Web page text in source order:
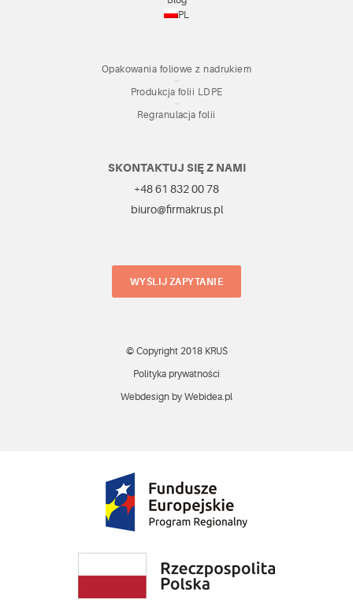
PL
Opakowania foliowe z nadrukiem
Produkcja folii LDPE
Regranulacja folii
SKONTAKTUJ SIĘ Z NAMI
+48 61 832 00 78
biuro@firmakrus.pl
WYŚLIJ ZAPYTANIE
© Copyright 2018 KRUŚ
Polityka prywatności
Webdesign by Webidea.pl